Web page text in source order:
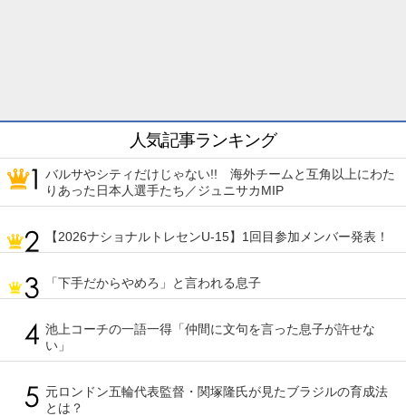
人気記事ランキング
バルサやシティだけじゃない!! 海外チームと互角以上にわた
りあった日本人選手たち／ジュニサカMIP
【2026ナショナルトレセンU-15】1回目参加メンバー発表！
「下手だからやめろ」と言われる息子
池上コーチの一語一得「仲間に文句を言った息子が許せな
い」
元ロンドン五輪代表監督・関塚隆氏が見たブラジルの育成法
とは？